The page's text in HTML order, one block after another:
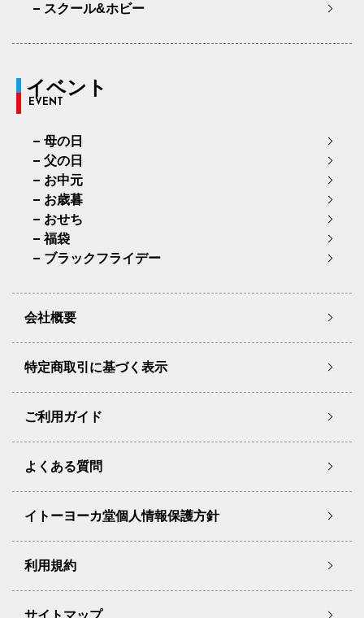
スクール&ホビー
イベント
EVENT
母の日
父の日
お中元
お歳暮
おせち
福袋
ブラックフライデー
会社概要
特定商取引に基づく表示
ご利用ガイド
よくある質問
イトーヨーカ堂個人情報保護方針
利用規約
サイトマップ